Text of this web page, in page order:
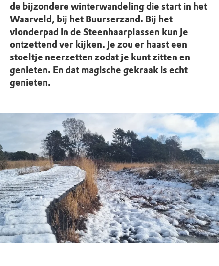
de bijzondere winterwandeling die start in het
Waarveld, bij het Buurserzand. Bij het
vlonderpad in de Steenhaarplassen kun je
ontzettend ver kijken. Je zou er haast een
stoeltje neerzetten zodat je kunt zitten en
genieten. En dat magische gekraak is echt
genieten.